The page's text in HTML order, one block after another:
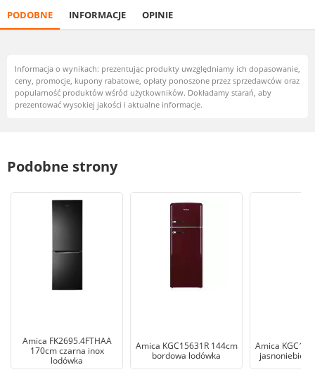
PODOBNE INFORMACJE OPINIE
Informacja o wynikach: prezentując produkty uwzględniamy ich dopasowanie,
ceny, promocje, kupony rabatowe, opłaty ponoszone przez sprzedawców oraz
popularność produktów wśród użytkowników. Dokładamy starań, aby
prezentować wysokiej jakości i aktualne informacje.
Podobne strony
Amica FK2695.4FTHAA
170cm czarna inox
lodówka
Amica KGC15631R 144cm
bordowa lodówka
Amica